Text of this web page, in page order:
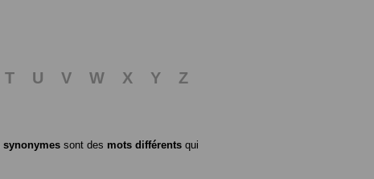
T U V W X Y
Z
synonymes sont des mots différents qui